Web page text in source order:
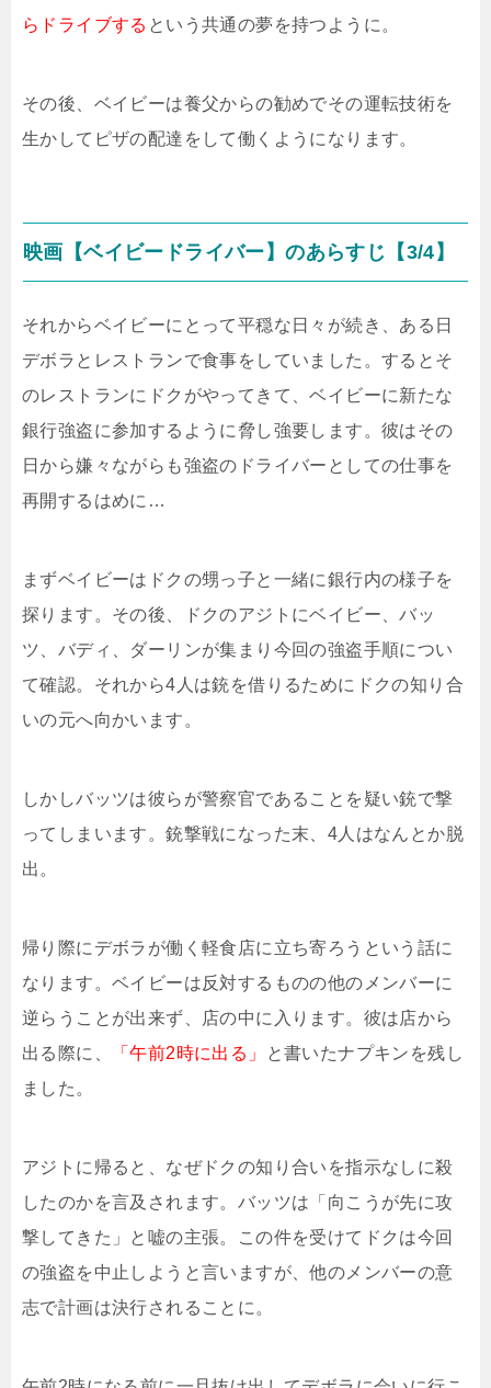
らドライブする という共通の夢を持つように。
その後、ベイビーは養父からの勧めでその運転技術を
生かしてピザの配達をして働くようになります。
映画【ベイビードライバー】のあらすじ【3/4】
それからベイビーにとって平穏な日々が続き、ある日
デボラとレストランで食事をしていました。するとそ
のレストランにドクがやってきて、ベイビーに新たな
銀行強盗に参加するように脅し強要します。彼はその
日から嫌々ながらも強盗のドライバーとしての仕事を
再開するはめに…
まずベイビーはドクの甥っ子と一緒に銀行内の様子を
探ります。その後、ドクのアジトにベイビー、バッ
ツ、バディ、ダーリンが集まり今回の強盗手順につい
て確認。それから4人は銃を借りるためにドクの知り合
いの元へ向かいます。
しかしバッツは彼らが警察官であることを疑い銃で撃
ってしまいます。銃撃戦になった末、4人はなんとか脱
出。
帰り際にデボラが働く軽食店に立ち寄ろうという話に
なります。ベイビーは反対するものの他のメンバーに
逆らうことが出来ず、店の中に入ります。彼は店から
出る際に、
「午前2時に出る」
と書いたナプキンを残し
ました。
アジトに帰ると、なぜドクの知り合いを指示なしに殺
したのかを言及されます。バッツは「向こうが先に攻
撃してきた」と嘘の主張。この件を受けてドクは今回
の強盗を中止しようと言いますが、他のメンバーの意
志で計画は決行されることに。